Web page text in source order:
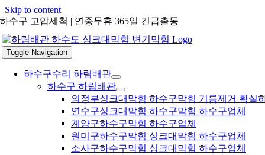
Skip to content
하수구 고압세척 | 연중무휴 365일 긴급출동
Toggle Navigation
하수구수리 하림배관
하수구 하림배관
의정부싱크대막힘 하수구막힘 기름제거 확실
연수구싱크대막힘 하수구막힘 하수구업체
계양구하수구막힘 하수구업체
원미구하수구막힘 싱크대막힘 하수구업체
소사구하수구막힘 싱크대막힘 하수구업체